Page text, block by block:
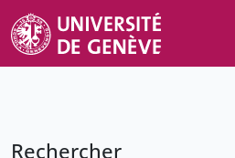
Rechercher